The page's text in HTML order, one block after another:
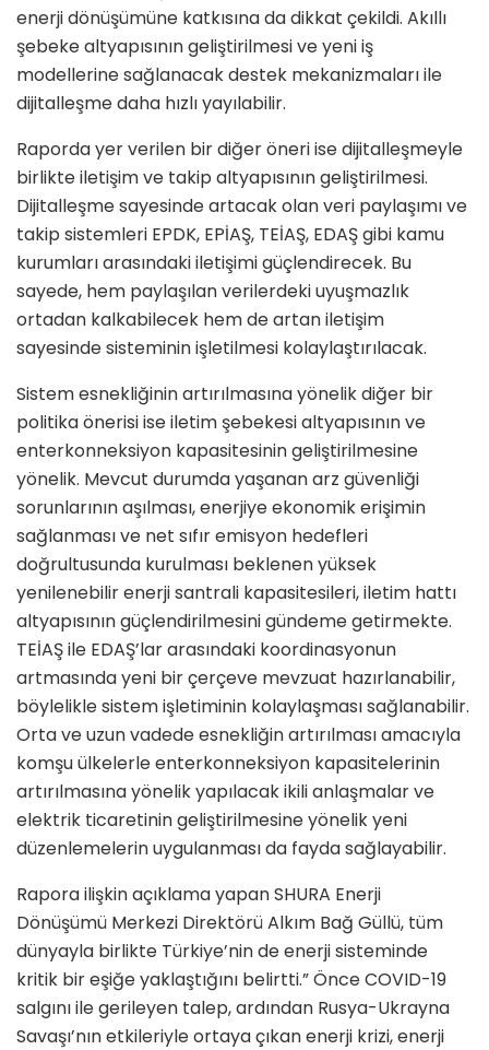
enerji dönüşümüne katkısına da dikkat çekildi. Akıllı
şebeke altyapısının geliştirilmesi ve yeni iş
modellerine sağlanacak destek mekanizmaları ile
dijitalleşme daha hızlı yayılabilir.
Raporda yer verilen bir diğer öneri ise dijitalleşmeyle
birlikte iletişim ve takip altyapısının geliştirilmesi.
Dijitalleşme sayesinde artacak olan veri paylaşımı ve
takip sistemleri EPDK, EPİAŞ, TEİAŞ, EDAŞ gibi kamu
kurumları arasındaki iletişimi güçlendirecek. Bu
sayede, hem paylaşılan verilerdeki uyuşmazlık
ortadan kalkabilecek hem de artan iletişim
sayesinde sisteminin işletilmesi kolaylaştırılacak.
Sistem esnekliğinin artırılmasına yönelik diğer bir
politika önerisi ise iletim şebekesi altyapısının ve
enterkonneksiyon kapasitesinin geliştirilmesine
yönelik. Mevcut durumda yaşanan arz güvenliği
sorunlarının aşılması, enerjiye ekonomik erişimin
sağlanması ve net sıfır emisyon hedefleri
doğrultusunda kurulması beklenen yüksek
yenilenebilir enerji santrali kapasitesileri, iletim hattı
altyapısının güçlendirilmesini gündeme getirmekte.
TEİAŞ ile EDAŞ’lar arasındaki koordinasyonun
artmasında yeni bir çerçeve mevzuat hazırlanabilir,
böylelikle sistem işletiminin kolaylaşması sağlanabilir.
Orta ve uzun vadede esnekliğin artırılması amacıyla
komşu ülkelerle enterkonneksiyon kapasitelerinin
artırılmasına yönelik yapılacak ikili anlaşmalar ve
elektrik ticaretinin geliştirilmesine yönelik yeni
düzenlemelerin uygulanması da fayda sağlayabilir.
Rapora ilişkin açıklama yapan SHURA Enerji
Dönüşümü Merkezi Direktörü Alkım Bağ Güllü, tüm
dünyayla birlikte Türkiye’nin de enerji sisteminde
kritik bir eşiğe yaklaştığını belirtti.” Önce COVID-19
salgını ile gerileyen talep, ardından Rusya-Ukrayna
Savaşı’nın etkileriyle ortaya çıkan enerji krizi, enerji